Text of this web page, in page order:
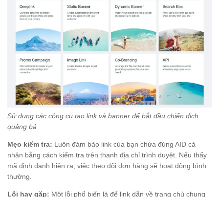
Sử dụng các công cụ tạo link và banner để bắt đầu chiến dịch
quảng bá
Mẹo kiểm tra: Luôn đảm bảo link của bạn chứa đúng AID cá
nhân bằng cách kiểm tra trên thanh địa chỉ trình duyệt. Nếu thấy
mã định danh hiện ra, việc theo dõi đơn hàng sẽ hoạt động bình
thường.
Lỗi hay gặp: Một lỗi phổ biến là để link dẫn về trang chủ chung